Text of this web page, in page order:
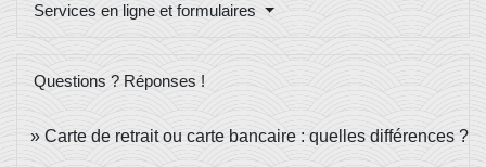
Services en ligne et formulaires
Questions ? Réponses !
Carte de retrait ou carte bancaire : quelles différences ?